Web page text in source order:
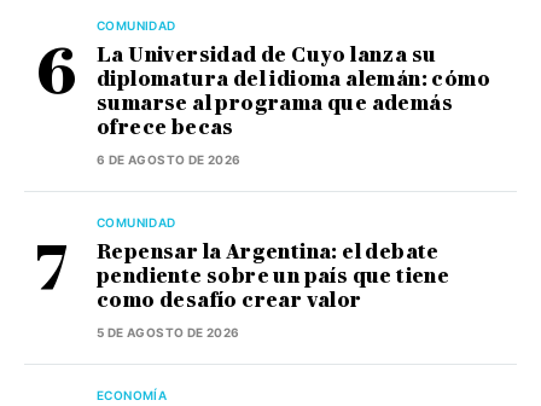
COMUNIDAD
La Universidad de Cuyo lanza su
diplomatura del idioma alemán: cómo
sumarse al programa que además
ofrece becas
6 DE AGOSTO DE 2026
COMUNIDAD
Repensar la Argentina: el debate
pendiente sobre un país que tiene
como desafío crear valor
5 DE AGOSTO DE 2026
ECONOMÍA